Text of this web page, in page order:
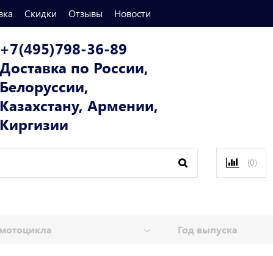
Скидки Отзывы Новости
+7(495)798-36-89
Доставка по России,
Белоруссии,
Казахстану, Армении,
Киргизии
(0)